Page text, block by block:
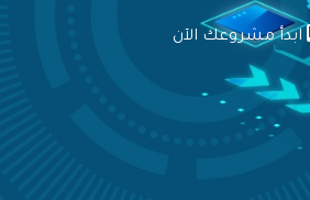
ابدأ مشروعك الآن